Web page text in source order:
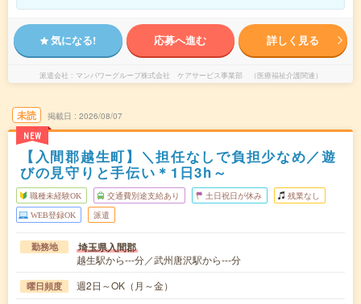
気になる! 応募へ進む 詳しく見る
派遣会社 マンパワーグループ株式会社 ケアサービス事業部 （医療福祉介護関連）
未読
NEW
掲載日 2026/08/07
【入間郡越生町】＼担任なしで負担少なめ／遊
びの見守りと手伝い＊1日3h～
職種未経験OK 交通費別途支給あり 土日祝日が休み 残業なし
WEB登録OK 派遣
勤務地 埼玉県入間郡
越生駅から---分／武州唐沢駅から---分
曜日頻度 週2日～OK（月～金）